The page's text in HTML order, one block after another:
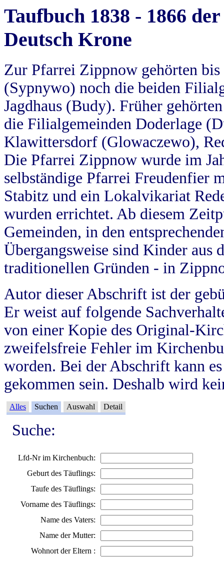
Taufbuch 1838 - 1866
Deutsch Krone
Zur Pfarrei Zippnow gehörten
(Sypnywo) noch die beiden
Jagdhaus (Budy). Früher
die Filialgemeinden Doderlage
Klawittersdorf (Glowaczewo),
Die Pfarrei Zippnow wurde im
selbständige Pfarrei Freudenfier
Stabitz und ein Lokalvikariat
wurden errichtet. Ab diesem
Gemeinden, in den
Übergangsweise sind Kinder aus
traditionellen Gründen - in
Autor dieser Abschrift ist der
Er weist auf folgende
von einer Kopie des Original-
zweifelsfreie Fehler im
worden. Bei der Abschrift kann
gekommen sein. Deshalb wird
Alles Suchen Auswahl Detail
Suche:
Lfd-Nr im Kirchenbuch:
Geburt des Täuflings:
Taufe des Täuflings:
Vorname des Täuflings:
Name des Vaters:
Name der Mutter:
Wohnort der Eltern :